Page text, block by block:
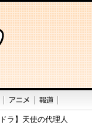
ラ】天使の代理人